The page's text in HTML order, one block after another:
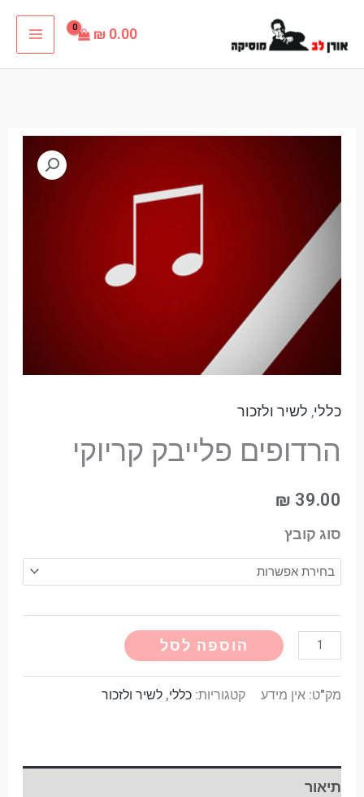
לתוכן
₪ 0.00
כללי, לשיר ולזכור
הרדופים פלייבק קריוקי
₪ 39.00
סוג קובץ
הרדופים
פלייבק
הוספה לסל Alternative:
מק"ט: אין מידע קטגוריות: כללי, לשיר ולזכור
תיאור